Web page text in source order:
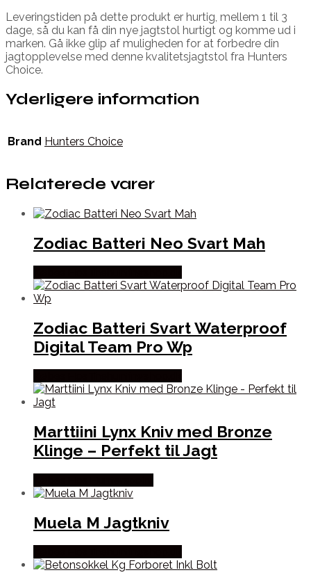
Leveringstiden på dette produkt er hurtig, mellem 1 til 3
dage, så du kan få din nye jagtstol hurtigt og komme ud i
marken. Gå ikke glip af muligheden for at forbedre din
jagtopplevelse med denne kvalitetsjagtstol fra Hunters
Choice.
Yderligere information
Brand Hunters Choice
Relaterede varer
Zodiac Batteri Neo Svart Mah
Zodiac Batteri Svart Waterproof
Digital Team Pro Wp
Marttiini Lynx Kniv med Bronze
Klinge – Perfekt til Jagt
Muela M Jagtkniv